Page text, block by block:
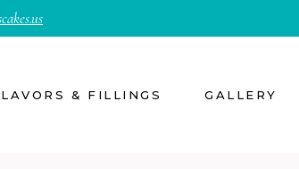
& FILLINGS GALLERY